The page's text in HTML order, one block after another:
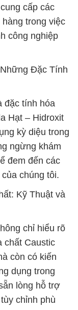
cấp các
trong việc
công nghiệp
Đặc Tính
đặc tính hóa
Hạt – Hidroxit
kỳ diệu trong
ngừng khám
đem đến các
chúng tôi.
Kỹ Thuật và
chỉ hiểu rõ
chất Caustic
còn có kiến
dụng trong
lòng hỗ trợ
chỉnh phù